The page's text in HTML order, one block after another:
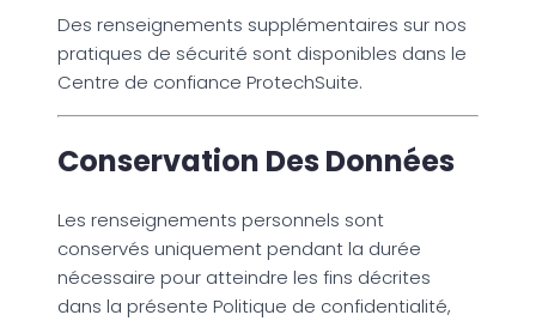
Des renseignements supplémentaires sur nos
pratiques de sécurité sont disponibles dans le
Centre de confiance ProtechSuite.
Conservation Des Données
Les renseignements personnels sont
conservés uniquement pendant la durée
nécessaire pour atteindre les fins décrites
dans la présente Politique de confidentialité,